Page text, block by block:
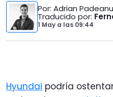
Por: Adrian Padeanu
Traducido por:
1 May a las 09:44
Hyundai podría